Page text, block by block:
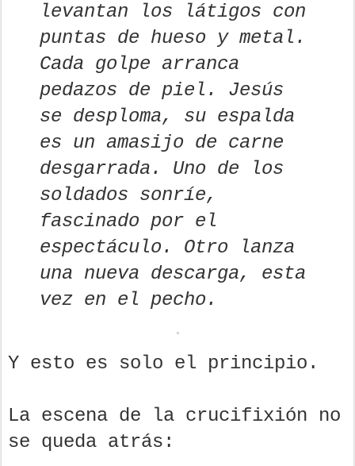
levantan los látigos con
puntas de hueso y metal.
Cada golpe arranca
pedazos de piel. Jesús
se desploma, su espalda
es un amasijo de carne
desgarrada. Uno de los
soldados sonríe,
fascinado por el
espectáculo. Otro lanza
una nueva descarga, esta
vez en el pecho.
Y esto es solo el principio.
La escena de la crucifixión no
se queda atrás: